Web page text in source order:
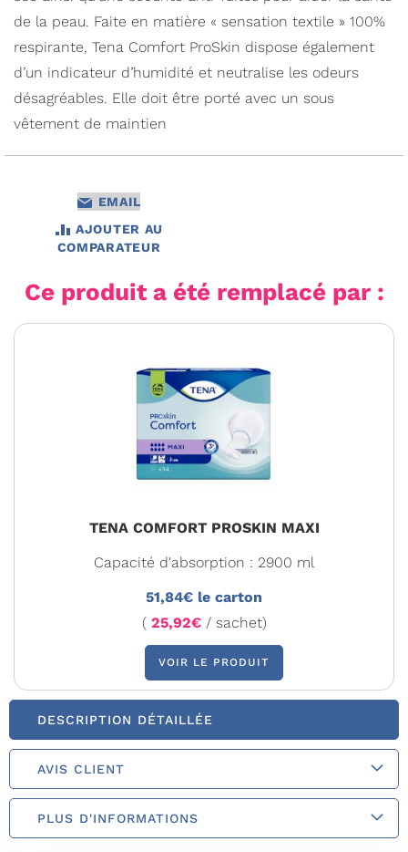
de la peau. Faite en matière « sensation textile » 100%
respirante, Tena Comfort ProSkin dispose également
d’un indicateur d’humidité et neutralise les odeurs
désagréables. Elle doit être porté avec un sous
vêtement de maintien
EMAIL
AJOUTER AU
COMPARATEUR
Ce produit a été remplacé par :
TENA COMFORT PROSKIN MAXI
Capacité d'absorption : 2900 ml
51,84€ le carton
( 25,92€/ sachet)
VOIR LE PRODUIT
DESCRIPTION DÉTAILLÉE
AVIS CLIENT
PLUS D'INFORMATIONS